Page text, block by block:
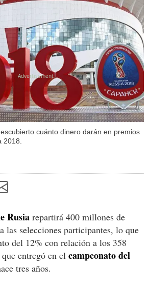
cuánto dinero darán en premios
2018.
X
Rusia repartirá 400 millones de
las selecciones participantes, lo que
del 12% con relación a los 358
entregó en el campeonato del
tres años.